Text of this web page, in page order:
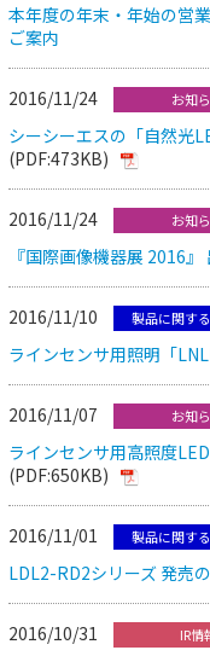
本年度の年末・年始の営
ご案内
2016/11/24 お知
シーシーエスの「自然光
(PDF:473KB)
2016/11/24 お知
『国際画像機器展 2016
2016/11/10 製品に関す
ラインセンサ用照明「
2016/11/07 お知
ラインセンサ用高照度
(PDF:650KB)
2016/11/01 製品に関す
LDL2-RD2シリーズ 発売
2016/10/31 IR情